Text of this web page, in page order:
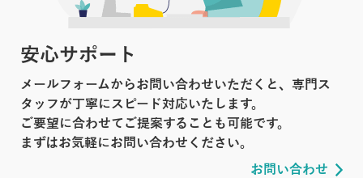
安心サポート
メールフォームからお問い合わせいただくと、専門ス
タッフが丁寧にスピード対応いたします。
ご要望に合わせてご提案することも可能です。
まずはお気軽にお問い合わせください。
お問い合わせ